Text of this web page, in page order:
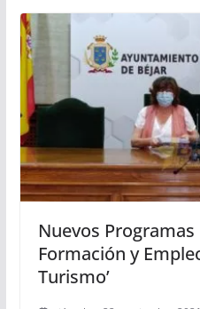
Nuevos
Formación y
Turismo’